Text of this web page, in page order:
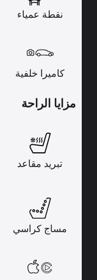
نقطة عمياء
كاميرا خلفية
مزايا الراحة
تبريد مقاعد
مساج كراسي